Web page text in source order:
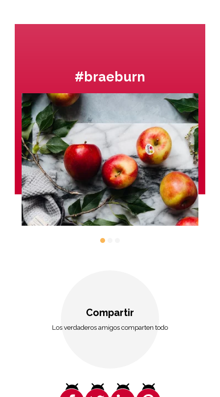
#braeburn
Compartir
Los verdaderos amigos comparten todo